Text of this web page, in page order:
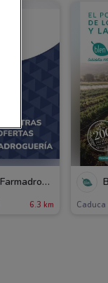
Medina Farmadroguería
6.3 km Caduca